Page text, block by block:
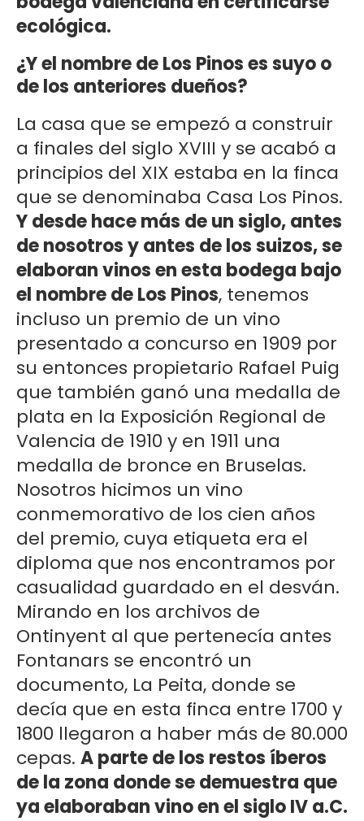
ecológica.
¿Y el nombre de Los Pinos es suyo o
de los anteriores dueños?
La casa que se empezó a construir
a finales del siglo XVIII y se acabó a
principios del XIX estaba en la finca
que se denominaba Casa Los Pinos.
Y desde hace más de un siglo, antes
de nosotros y antes de los suizos, se
elaboran vinos en esta bodega bajo
el nombre de Los Pinos, tenemos
incluso un premio de un vino
presentado a concurso en 1909 por
su entonces propietario Rafael Puig
que también ganó una medalla de
plata en la Exposición Regional de
Valencia de 1910 y en 1911 una
medalla de bronce en Bruselas.
Nosotros hicimos un vino
conmemorativo de los cien años
del premio, cuya etiqueta era el
diploma que nos encontramos por
casualidad guardado en el desván.
Mirando en los archivos de
Ontinyent al que pertenecía antes
Fontanars se encontró un
documento, La Peita, donde se
decía que en esta finca entre 1700 y
1800 llegaron a haber más de 80.000
cepas. A parte de los restos íberos
de la zona donde se demuestra que
ya elaboraban vino en el siglo IV a.C.